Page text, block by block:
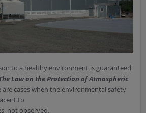
to a healthy environment is guaranteed
Law on the Protection of Atmospheric
cases when the environmental safety
to
not observed.